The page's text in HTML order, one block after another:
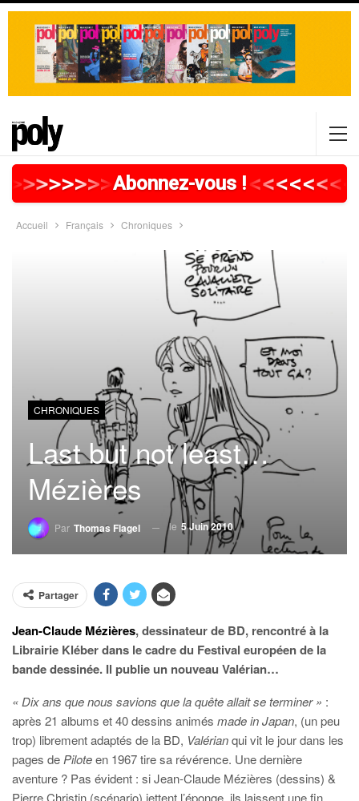
>>>>>>>>>>>>>>>>>
Abonnez-vous !<<<<<<<
Accueil Français Chroniques
CHRONIQUES
Last but not least…
Mézières
Par Thomas Flagel le 5 Juin 2010
Partager
Jean-Claude Mézières, dessinateur de BD, rencontré à la
Librairie Kléber dans le cadre du Festival européen de la
bande dessinée. Il publie un nouveau Valérian…
« Dix ans que nous savions que la quête allait se terminer » :
après 21 albums et 40 dessins animés made in Japan, (un peu
trop) librement adaptés de la BD, Valérianqui vit le jour dans les
pages de Piloteen 1967 tire sa révérence. Une dernière
aventure ? Pas évident : si Jean-Claude Mézières (dessins) &
Pierre Christin (scénario) jettent l’éponge, ils laissent une fin